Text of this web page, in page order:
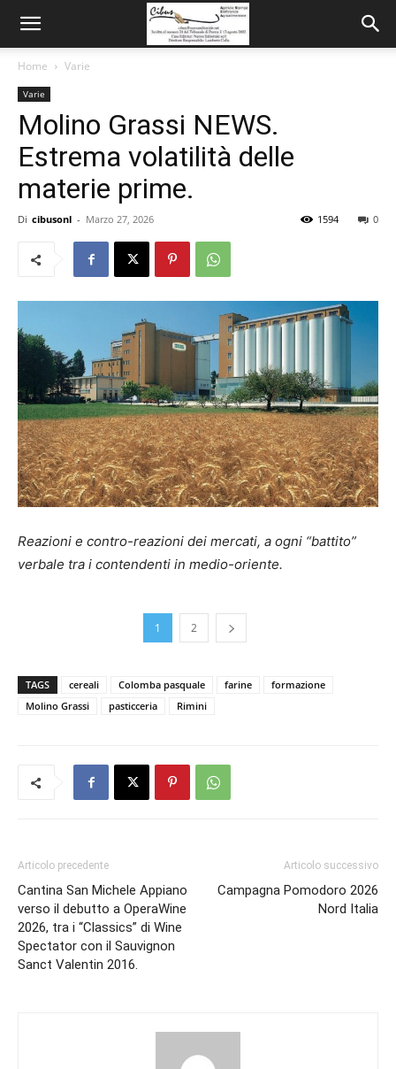
Home Varie
Varie
Molino Grassi NEWS.
Estrema volatilità delle
materie prime.
Di cibusonl - Marzo 27, 2026 0
1594
Reazioni e contro-reazioni dei mercati, a ogni “battito”
verbale tra i contendenti in medio-oriente.
1 2
TAGS cereali Colomba pasquale farine
formazione
Molino Grassi
pasticceria Rimini
Articolo precedente
Cantina San Michele Appiano
verso il debutto a OperaWine
2026, tra i “Classics” di Wine
Spectator con il Sauvignon
Sanct Valentin 2016.
Articolo successivo
Campagna Pomodoro 2026
Nord Italia